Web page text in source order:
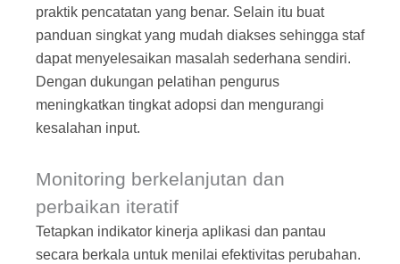
praktik pencatatan yang benar. Selain itu buat
panduan singkat yang mudah diakses sehingga staf
dapat menyelesaikan masalah sederhana sendiri.
Dengan dukungan pelatihan pengurus
meningkatkan tingkat adopsi dan mengurangi
kesalahan input.
Monitoring berkelanjutan dan
perbaikan iteratif
Tetapkan indikator kinerja aplikasi dan pantau
secara berkala untuk menilai efektivitas perubahan.